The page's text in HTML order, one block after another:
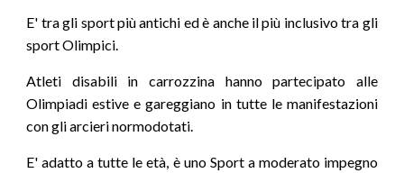
E' tra gli sport più antichi ed è anche il più inclusivo tra gli
sport Olimpici.
Atleti disabili in carrozzina hanno partecipato alle
Olimpiadi estive e gareggiano in tutte le manifestazioni
con gli arcieri normodotati.
E' adatto a tutte le età, è uno Sport a moderato impegno